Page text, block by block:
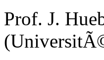
Prof. J.